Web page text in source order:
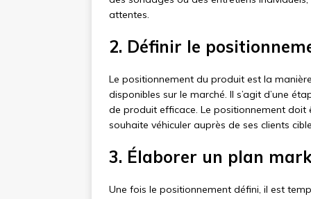
attentes.
2. Définir le
Le positionnement du produit est la
disponibles sur le marché. Il s’agit d’une
de produit efficace. Le positionnement doit
souhaite véhiculer auprès de ses clients
3. Élaborer un plan
Une fois le positionnement défini, il est